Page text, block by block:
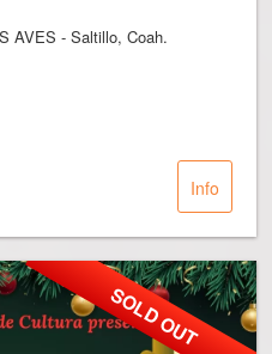
AVES - Saltillo, Coah.
Info
SOLD OUT